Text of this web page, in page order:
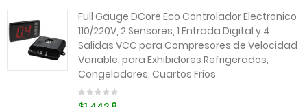
Full Gauge DCore Eco Controlador Electronico
110/220V, 2 Sensores, 1 Entrada Digital y 4
Salidas VCC para Compresores de Velocidad
Variable, para Exhibidores Refrigerados,
Congeladores, Cuartos Frios